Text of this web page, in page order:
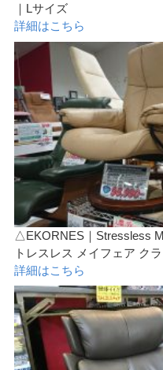
｜Lサイズ
詳細はこちら
△EKORNES｜Stressless
トレスレス メイフェア ク
詳細はこちら